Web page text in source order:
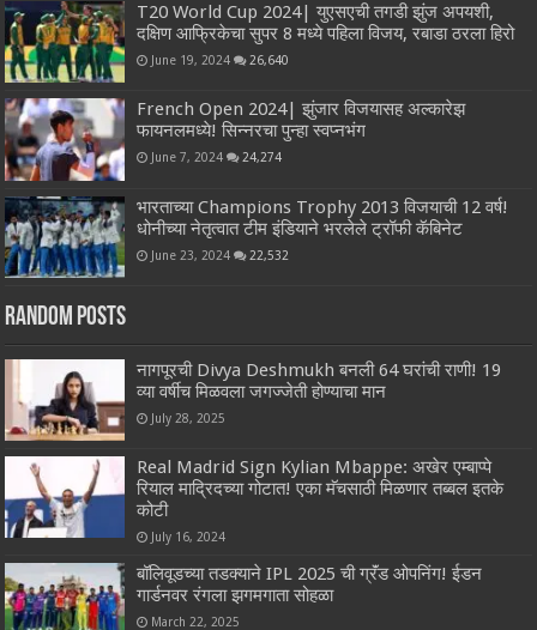
T20 World Cup 2024| युएसएची तगडी झुंज अपयशी,
दक्षिण आफ्रिकेचा सुपर 8 मध्ये पहिला विजय, रबाडा ठरला हिरो
June 19, 2024 26,640
French Open 2024| झुंजार विजयासह अल्कारेझ
फायनलमध्ये! सिन्नरचा पुन्हा स्वप्नभंग
June 7, 2024 24,274
भारताच्या Champions Trophy 2013 विजयाची 12 वर्ष!
धोनीच्या नेतृत्वात टीम इंडियाने भरलेले ट्रॉफी कॅबिनेट
June 23, 2024 22,532
Random Posts
नागपूरची Divya Deshmukh बनली 64 घरांची राणी! 19
व्या वर्षीच मिळवला जगज्जेती होण्याचा मान
July 28, 2025
Real Madrid Sign Kylian Mbappe: अखेर एम्बाप्पे
रियाल माद्रिदच्या गोटात! एका मॅचसाठी मिळणार तब्बल इतके
कोटी
July 16, 2024
बॉलिवूडच्या तडक्याने IPL 2025 ची ग्रॅंड ओपनिंग! ईडन
गार्डनवर रंगला झगमगाता सोहळा
March 22, 2025